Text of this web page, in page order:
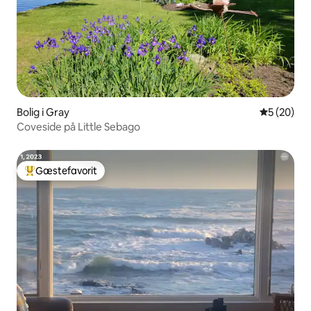
Bolig i Gray 5 ud af 5 i
5 (20)
Coveside på Little Sebago
Bedste gæstefavorit
Gæstefavorit